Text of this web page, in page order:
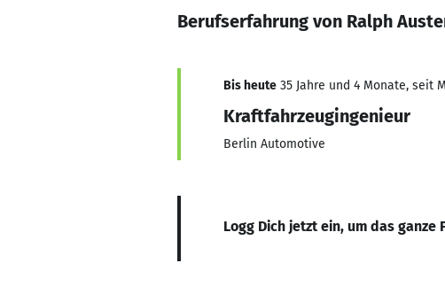
Berufserfahrung von Ralph
Bis heute 35 Jahre und 4 Monate, seit
Kraftfahrzeugingenieur
Berlin Automotive
Logg Dich jetzt ein, um das ganze